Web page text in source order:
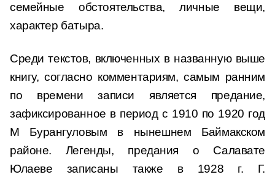
семейные обстоятельства, личные вещи,
характер батыра.
Среди текстов, включенных в названную выше
книгу, согласно комментариям, самым ранним
по времени записи является предание,
зафиксированное в период с 1910 по 1920 год
М Бурангуловым в нынешнем Баймакском
районе. Легенды, предания о Салавате
Юлаеве записаны также в 1928 г. Г.